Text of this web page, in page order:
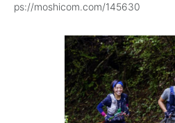
ps://moshicom.com/145630